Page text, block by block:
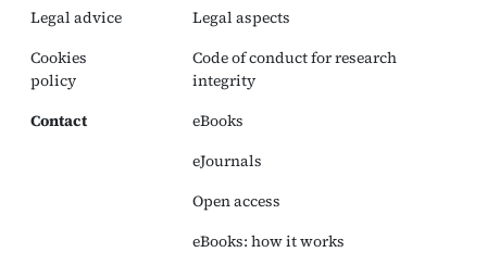
Legal advice
Cookies
policy
Contact
Legal aspects
Code of conduct for research
integrity
eBooks
eJournals
Open access
eBooks: how it works